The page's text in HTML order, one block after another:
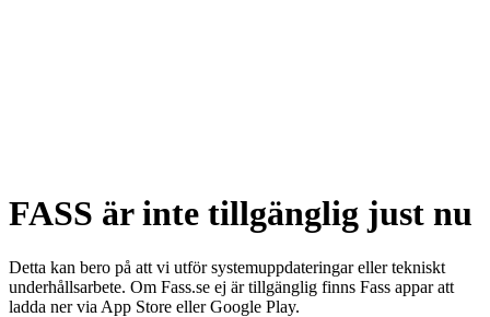
FASS är inte tillgänglig just nu
Detta kan bero på att vi utför systemuppdateringar eller tekniskt
underhållsarbete. Om Fass.se ej är tillgänglig finns Fass appar att
ladda ner via App Store eller Google Play.